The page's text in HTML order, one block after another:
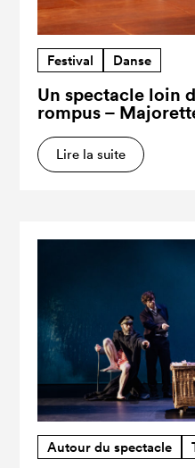
Festival Danse
Un spectacle loin
rompus –
Lire la suite
Autour du spectacle